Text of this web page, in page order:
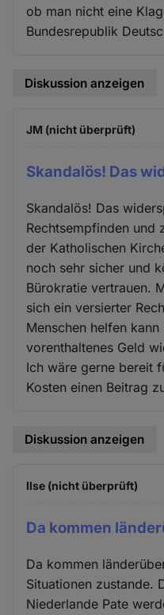
ob man nicht eine
Bundesrepublik
Diskussion anzeigen
JM (nicht überprüft)
Skandalös! Das
Skandalös! Das
Rechtsempfinden und
der Katholischen
noch sehr sicher und
Bürokratie vertrauen.
sich ein versierter
Menschen helfen
vorenthaltenes Geld
Ich wäre gerne bereit
Kosten einen Beitrag
Diskussion anzeigen
Ilse (nicht überprüft)
Da kommen
Da kommen
Situationen zustande.
Niederlande Pate